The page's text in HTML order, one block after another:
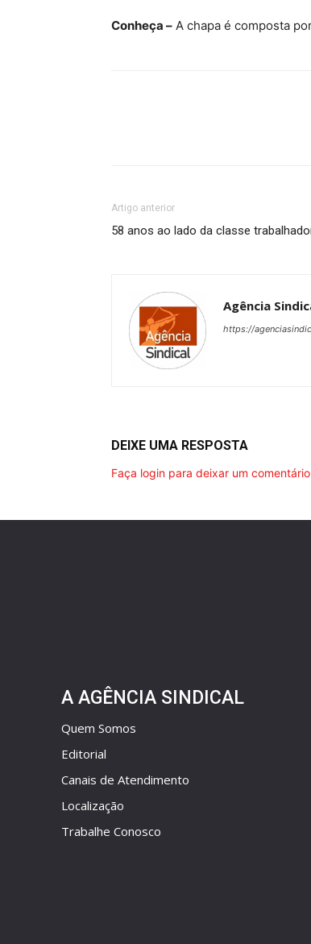
Conheça – A chapa é composta
Artigo anterior
58 anos ao lado da classe
Agência
https://
DEIXE UMA RESPOSTA
Faça login para deixar um comentário
A AGÊNCIA SINDICAL
Quem Somos
Editorial
Canais de Atendimento
Localização
Trabalhe Conosco